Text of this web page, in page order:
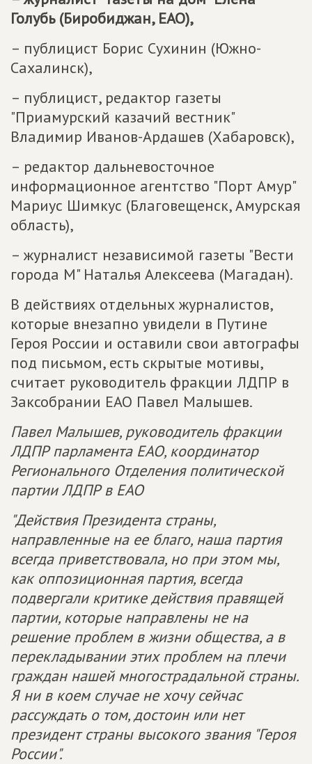
Голубь (Биробиджан, ЕАО),
– публицист Борис Сухинин (Южно-
Сахалинск),
– публицист, редактор газеты
"Приамурский казачий вестник"
Владимир Иванов-Ардашев (Хабаровск),
– редактор дальневосточное
информационное агентство "Порт Амур"
Мариус Шимкус (Благовещенск, Амурская
область),
– журналист независимой газеты "Вести
города М" Наталья Алексеева (Магадан).
В действиях отдельных журналистов,
которые внезапно увидели в Путине
Героя России и оставили свои автографы
под письмом, есть скрытые мотивы,
считает руководитель фракции ЛДПР в
Заксобрании ЕАО Павел Малышев.
Павел Малышев, руководитель фракции
ЛДПР парламента ЕАО, координатор
Регионального Отделения политической
партии ЛДПР в ЕАО
"Действия Президента страны,
направленные на ее благо, наша партия
всегда приветствовала, но при этом мы,
как оппозиционная партия, всегда
подвергали критике действия правящей
партии, которые направлены не на
решение проблем в жизни общества, а в
перекладывании этих проблем на плечи
граждан нашей многострадальной страны.
Я ни в коем случае не хочу сейчас
рассуждать о том, достоин или нет
президент страны высокого звания "Героя
России".